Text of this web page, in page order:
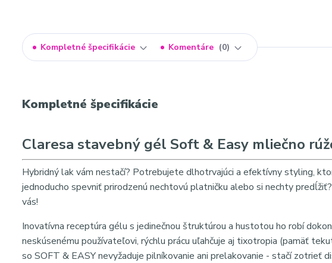
Kompletné špecifikácie Komentáre 0
Kompletné špecifikácie
Claresa stavebný gél Soft & Easy mliečno
Hybridný lak vám nestačí? Potrebujete dlhotrvajúci a efektívny styling,
jednoducho spevniť prirodzenú nechtovú platničku alebo si nechty
vás!
Inovatívna receptúra ​​gélu s jedinečnou štruktúrou a hustotou ho robí
neskúsenému používateľovi, rýchlu prácu uľahčuje aj tixotropia (pamäť
so SOFT & EASY nevyžaduje pilníkovanie ani prelakovanie - stačí zotrieť